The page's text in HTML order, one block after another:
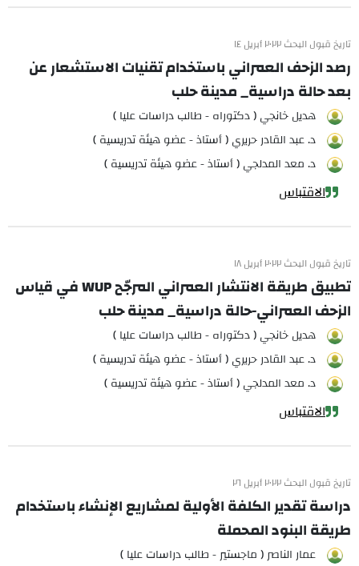
تاريخ قبول البحث ٢٠٢٢ أبريل ١٤
رصد الزحف العمراني باستخدام تقنيات الاستشعار عن
بعد حالة دراسية_ مدينة حلب
هديل خانجي ( دكتوراه - طالب دراسات عليا )
د. عبد القادر حريري ( أستاذ - عضو هيئة تدريسية )
د. معد المدلجي ( أستاذ - عضو هيئة تدريسية )
الاقتباس
تاريخ قبول البحث ٢٠٢٢ أبريل ١٨
تطبيق طريقة الانتشار العمراني المرجّح WUP في قياس
الزحف العمراني-حالة دراسية_ مدينة حلب
هديل خانجي ( دكتوراه - طالب دراسات عليا )
د. عبد القادر حريري ( أستاذ - عضو هيئة تدريسية )
د. معد المدلجي ( أستاذ - عضو هيئة تدريسية )
الاقتباس
تاريخ قبول البحث ٢٠٢٢ أبريل ٢٦
دراسة تقدير الكلفة الأولية لمشاريع الإنشاء باستخدام
طريقة البنود المحملة
عمار الناصر ( ماجستير - طالب دراسات عليا )